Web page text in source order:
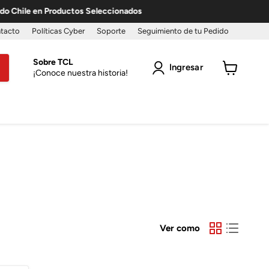
en Productos Seleccionados
Políticas Cyber Soporte Seguimiento de tu Pedido
Sobre TCL
¡Conoce nuestra historia!
Ingresar
Ver como